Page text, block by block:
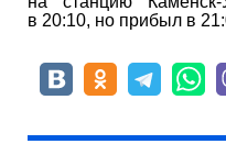
в 20:10, но прибыл в